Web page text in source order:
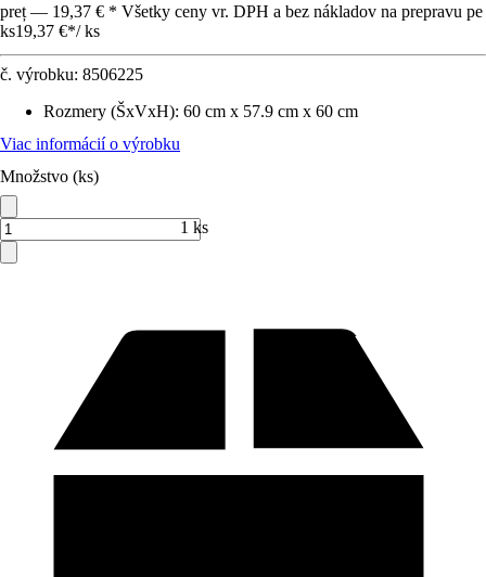
preț — 19,37 € * Všetky ceny vr. DPH a bez nákladov na prepravu pe
ks19,37 €*/ ks
č. výrobku: 8506225
Rozmery (ŠxVxH): 60 cm x 57.9 cm x 60 cm
Viac informácií o výrobku
Množstvo (ks)
1 ks